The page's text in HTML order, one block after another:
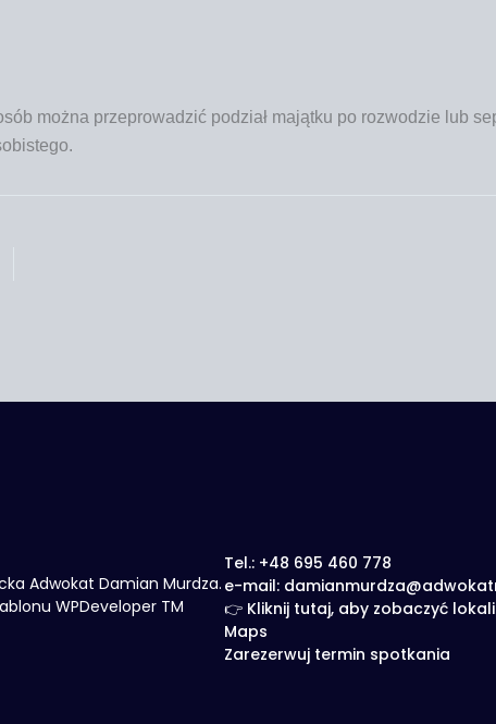
moż­na prze­pro­wa­dzić podział mająt­ku po roz­wo­dzie lub
Adwokat Damian Murdza.
WPDeveloper TM
Tel.: +48 695 460 778
e-mail:
👉 Kliknij tutaj, aby zobaczyć
Maps
Zarezerwuj termin spotkania